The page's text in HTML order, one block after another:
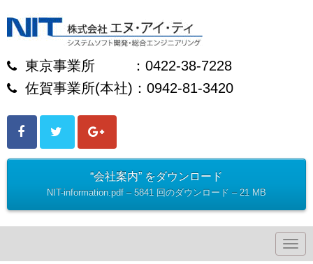
東京事業所 ：0422-38-7228
佐賀事業所(本社)：0942-81-3420
“会社案内” をダウンロード
NIT-information.pdf – 5841 回のダウンロード – 21 MB
N
a